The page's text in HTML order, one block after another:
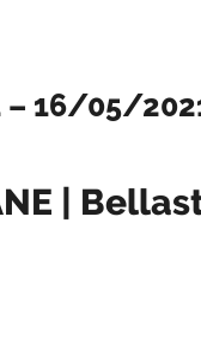
– 16/05/
|